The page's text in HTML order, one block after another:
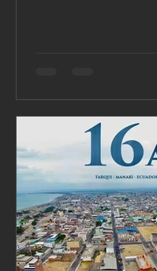
formularse mal
presenta como si la
fuera cuánto debe
público, cuando en
pregunta p